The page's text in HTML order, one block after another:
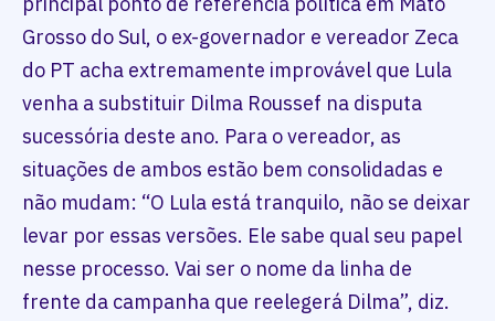
Grosso do Sul, o ex-governador e vereador Zeca
do PT acha extremamente improvável que Lula
venha a substituir Dilma Roussef na disputa
sucessória deste ano. Para o vereador, as
situações de ambos estão bem consolidadas e
não mudam: “O Lula está tranquilo, não se deixar
levar por essas versões. Ele sabe qual seu papel
nesse processo. Vai ser o nome da linha de
frente da campanha que reelegerá Dilma”, diz.